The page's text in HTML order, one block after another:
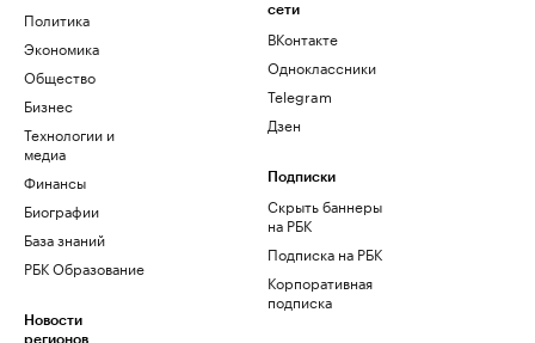
Политика
Экономика
Общество
Бизнес
Технологии и
медиа
Финансы
Биографии
База знаний
РБК Образование
Новости
регионов
сети
ВКонтакте
Одноклассники
Telegram
Дзен
Подписки
Скрыть баннеры
на РБК
Подписка на РБК
Корпоративная
подписка